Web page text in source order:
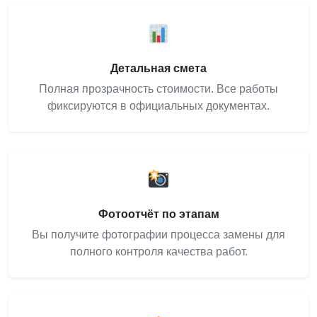
Детальная смета
Полная прозрачность стоимости. Все работы
фиксируются в официальных документах.
Фотоотчёт по этапам
Вы получите фотографии процесса замены для
полного контроля качества работ.